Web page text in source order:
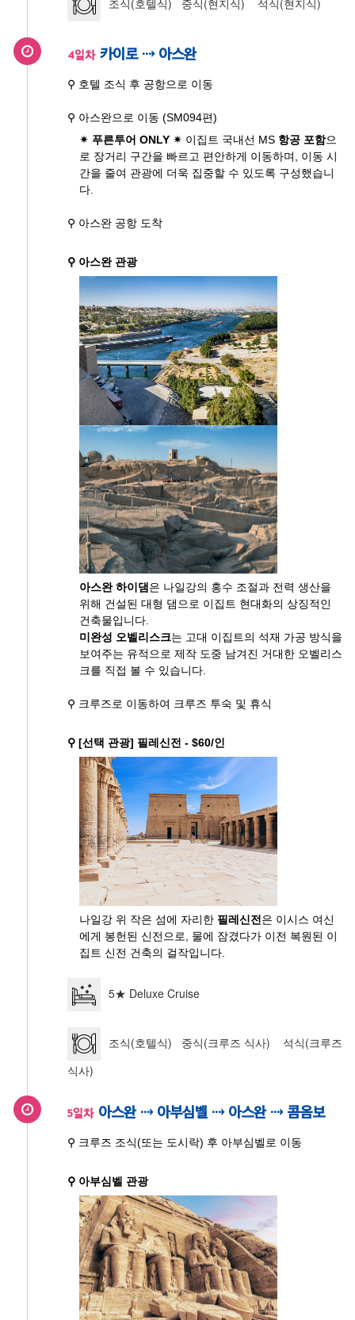
4일차 카이로 ⇢ 아스완
⚲ 호텔 조식 후 공항으로 이동
⚲ 아스완으로 이동 (SM094편)
✴ 푸른투어 ONLY ✴ 이집트 국내선 MS 항공 포함으
로 장거리 구간을 빠르고 편안하게 이동하며, 이동 시
간을 줄여 관광에 더욱 집중할 수 있도록 구성했습니
다.
⚲ 아스완 공항 도착
⚲ 아스완 관광
아스완 하이댐은 나일강의 홍수 조절과 전력 생산을
위해 건설된 대형 댐으로 이집트 현대화의 상징적인
건축물입니다.
미완성 오벨리스크는 고대 이집트의 석재 가공 방식을
보여주는 유적으로 제작 도중 남겨진 거대한 오벨리스
크를 직접 볼 수 있습니다.
⚲ 크루즈로 이동하여 크루즈 투숙 및 휴식
⚲ [선택 관광] 필레신전 - $60/인
나일강 위 작은 섬에 자리한 필레신전은 이시스 여신
에게 봉헌된 신전으로, 물에 잠겼다가 이전 복원된 이
집트 신전 건축의 걸작입니다.
5★ Deluxe Cruise
조식(호텔식) 중식(크루즈 식사) 석식(크루즈
식사)
5일차 아스완 ⇢ 아부심벨 ⇢ 아스완 ⇢ 콤옴보
⚲ 크루즈 조식(또는 도시락) 후 아부심벨로 이동
⚲ 아부심벨 관광